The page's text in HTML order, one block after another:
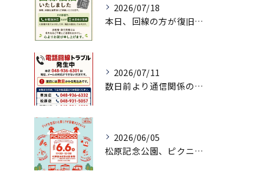
2026/07/18
本日、回線の方が復旧いたしましたのでお知らせいたします。
2026/07/11
数日前より通信関係の調子が悪く、ネット注文、メールでのお問い...
2026/06/05
松原記念公園、ピクニグッド様に初出店させていただきます！